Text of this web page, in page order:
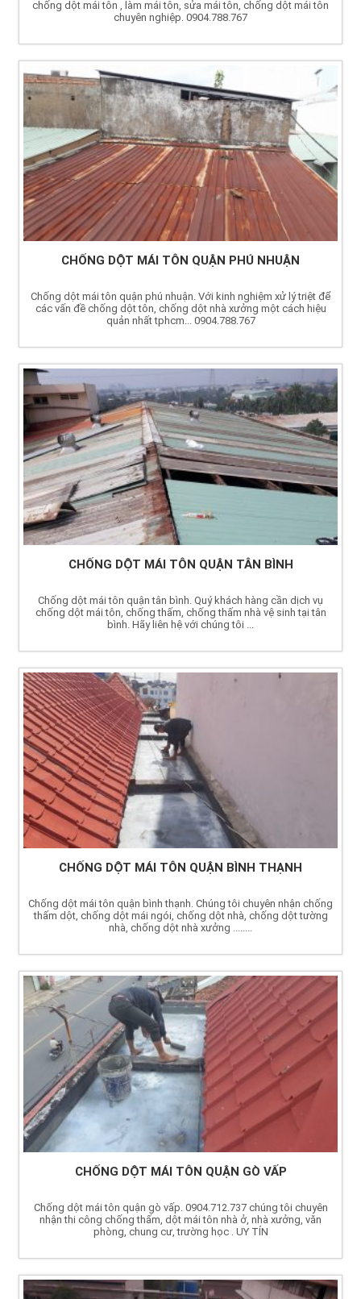
chống dột mái tôn , làm mái tôn, sửa mái tôn, chống dột mái tôn
chuyên nghiệp. 0904.788.767
CHỐNG DỘT MÁI TÔN QUẬN PHÚ NHUẬN
Chống dột mái tôn quận phú nhuận. Với kinh nghiệm xử lý triệt để
các vấn đề chống dột tôn, chống dột nhà xưởng một cách hiệu
quản nhất tphcm... 0904.788.767
CHỐNG DỘT MÁI TÔN QUẬN TÂN BÌNH
Chống dột mái tôn quận tân bình. Quý khách hàng cần dịch vụ
chống dột mái tôn, chống thấm, chống thấm nhà vệ sinh tại tân
bình. Hãy liên hệ với chúng tôi ...
CHỐNG DỘT MÁI TÔN QUẬN BÌNH THẠNH
Chống dột mái tôn quận bình thạnh. Chúng tôi chuyên nhận chống
thấm dột, chống dột mái ngói, chống dột nhà, chống dột tường
nhà, chống dột nhà xưởng ........
CHỐNG DỘT MÁI TÔN QUẬN GÒ VẤP
Chống dột mái tôn quận gò vấp. 0904.712.737 chúng tôi chuyên
nhận thi công chống thấm, dột mái tôn nhà ở, nhà xưởng, văn
phòng, chung cư, trường học . UY TÍN